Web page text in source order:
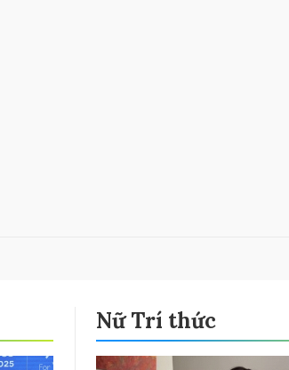
Nữ Trí thức